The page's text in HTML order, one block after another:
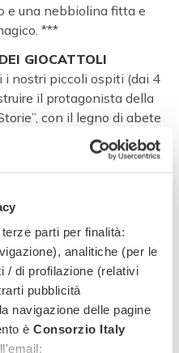
parti per finalità:
analitiche (per le
/ di profilazione (relativi
pubblicità
navigazione delle pagine
è Consorzio Italy
e una nebbiolina fitta e
***
GIOCATTOLI
i nostri piccoli ospiti (dai 4
il protagonista della
con il legno di abete
laboratorio verrà
il diploma di costruttore di
di partenza libere
un’escursione, una
o Musei, perchè no
discesa in rafting
pedalata sulla
valle e costeggia il
da fare e vedere che